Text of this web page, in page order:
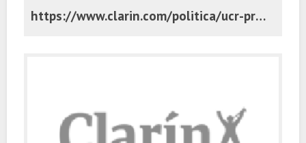
https://www.clarin.com/politica/ucr-pro-negocian-volver-juntarse-sacarian-tercer-lugar-diputados-gobernadores_0_MWahYSB2Aw.html